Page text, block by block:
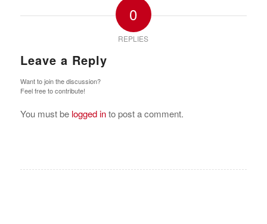
0
REPLIES
Leave a Reply
Want to join the discussion?
Feel free to contribute!
You must be logged into post a comment.